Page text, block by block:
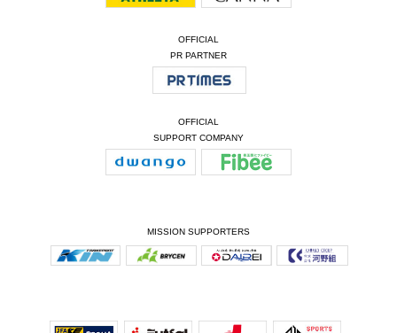
OFFICIAL
PR PARTNER
OFFICIAL
SUPPORT COMPANY
MISSION SUPPORTERS